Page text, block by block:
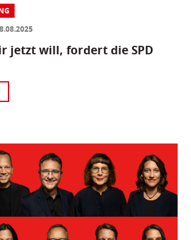
jetzt will, fordert die SPD